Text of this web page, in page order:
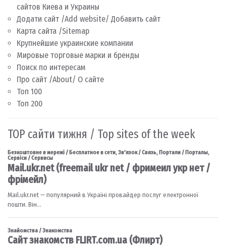
сайтов Киева и Украины
Додати сайт /Add website/ Добавить сайт
Карта сайта /Sitemap
Крупнейшие украинские компании
Мировые торговые марки и бренды
Поиск по интересам
Про сайт /About/ О сайте
Топ 100
Топ 200
TOP сайти тижня / Top sites of the week